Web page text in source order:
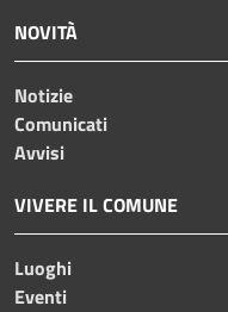
NOVITÀ
Notizie
Comunicati
Avvisi
VIVERE IL COMUNE
Luoghi
Eventi